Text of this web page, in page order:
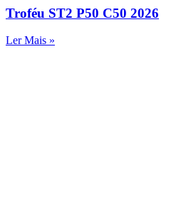
Troféu ST2 P50 C50 2026
Ler Mais »